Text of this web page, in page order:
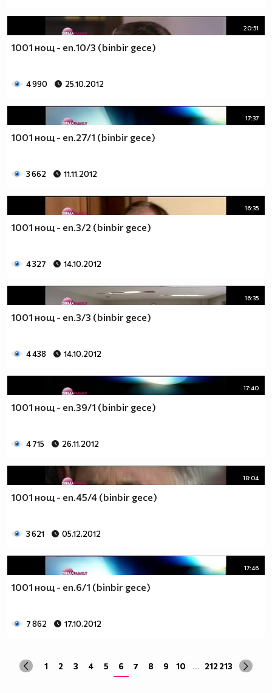
20:51
1001 нощ - еп.10/3 (binbir gece)
4 990 25.10.2012
17:37
1001 нощ - еп.27/1 (binbir gece)
3 662 11.11.2012
16:35
1001 нощ - еп.3/2 (binbir gece)
4 327 14.10.2012
16:35
1001 нощ - еп.3/3 (binbir gece)
4 438 14.10.2012
17:40
1001 нощ - еп.39/1 (binbir gece)
4 715 26.11.2012
18:04
1001 нощ - еп.45/4 (binbir gece)
3 621 05.12.2012
17:46
1001 нощ - еп.6/1 (binbir gece)
7 862 17.10.2012
1 2 3 4 5 6 7 8 9 10 ... 212 213